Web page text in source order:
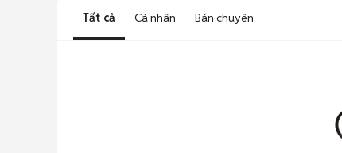
Tất cả Cá nhân Bán chuyên